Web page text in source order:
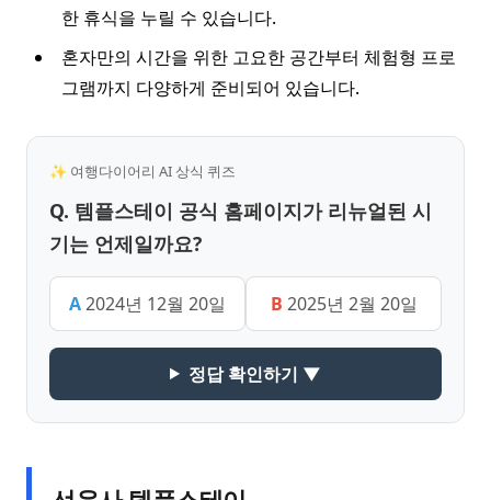
한 휴식을 누릴 수 있습니다.
혼자만의 시간을 위한 고요한 공간부터 체험형 프로
그램까지 다양하게 준비되어 있습니다.
✨ 여행다이어리 AI 상식 퀴즈
Q. 템플스테이 공식 홈페이지가 리뉴얼된 시
기는 언제일까요?
A2024년 12월 20일 B 2025년 2월 20일
정답 확인하기 ▼